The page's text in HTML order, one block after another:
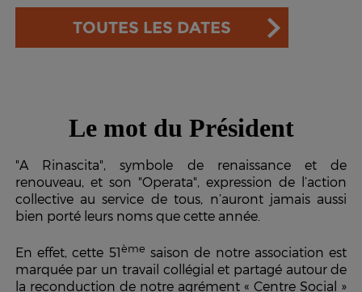
TOUTES LES DATES
Le mot du Président
"A Rinascita", symbole de renaissance et de
renouveau, et son "Operata", expression de l’action
collective au service de tous, n’auront jamais aussi
bien porté leurs noms que cette année.
En effet, cette 51ème saison de notre association est
marquée par un travail collégial et partagé autour de
la reconduction de notre agrément « Centre Social »